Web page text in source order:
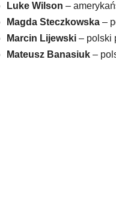
Luke Wilson –
Magda Steczkowska –
Marcin Lijewski – polski
Mateusz Banasiuk –